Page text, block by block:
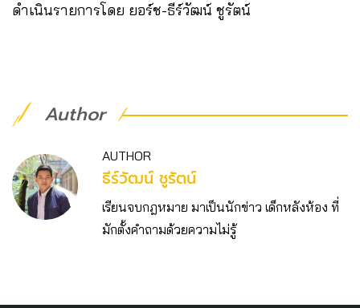
ดำเนินรายการโดย ยอร์ช-ธีร์วัฒน์ ชูรัตน์
Author
AUTHOR
ธีร์วัฒน์ ชูรัตน์
เรียนจบกฎหมาย มาเป็นนักข่าว เด็กหลังห้อง ที่
มักตั้งคำถามด้วยความไม่รู้